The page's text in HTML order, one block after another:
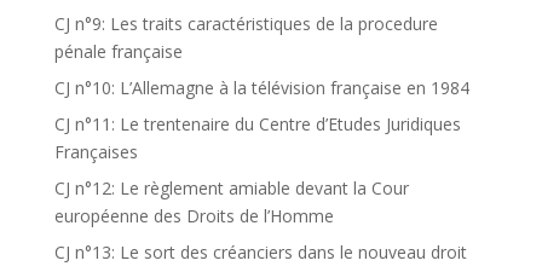
CJ n°9: Les traits caractéristiques de la procedure
pénale française
CJ n°10: L’Allemagne à la télévision française en 1984
CJ n°11: Le trentenaire du Centre d’Etudes Juridiques
Françaises
CJ n°12: Le règlement amiable devant la Cour
européenne des Droits de l’Homme
CJ n°13: Le sort des créanciers dans le nouveau droit